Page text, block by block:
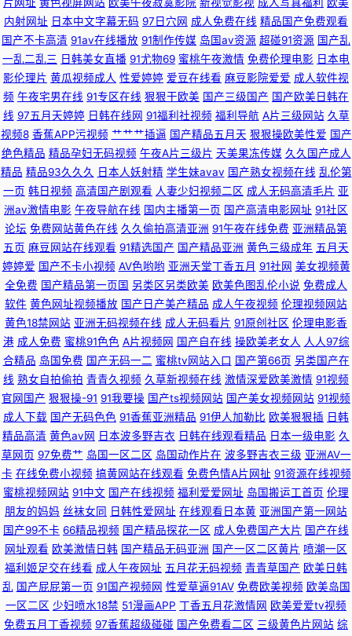
久久精品超碰 日屄视频网 少妇精品一区二区三区 影音先锋av妇女 99艹在线
观看 精品久久中文人妻免费 久久伊人色色 人人操人人舔国产 日韩在线色图
观看 久久AV 深夜成人AV网 亚洲色第一页 影音先锋中文字幕日 91在线永久
观看直播 国产自产精品一区精品 久久嫩草精品久 欧美性爱导航 日本黑人2人
影音先锋无码区 91成人小电影 91国产原创大香蕉 91免费大片 91视日韩人妻
97不卡在线视频 久久成人午夜网站 日韩免费黄色网址 一级少女一线天 91爱
国国产精品 91黄色视频偷拍 95福利视频 不卡av影院在线观看 福利视频站
欧美性爱视屏18 亚洲欧美福利导航 91色情软件下载 91在线观看玖玖 TS国产
视频在线看 传媒在线看 老司机福利91视频 欧美专区第38页 91大神原创 无
码日啪网 91丝袜海角 97资源站在线观看 超碰中文91 激情五月天社区 91视
频导航 91在线深夜 不卡免费AV高清电影 日韩视频123区 91精品在线观看免
费视频 第一女优电影院 久久一级视频 殴美性交精品 色天堂亚洲久久 亚州综
合幕 69性爱小视频 91国在线观看 91色啦自拍 91资源在线观看视频 超碰免
费人妻97 国产第一福利 精品一区二区三区香蕉 免费久久黄色 日韩毛片基地
91蜜桃四区 成人性交片免费看 国产午夜福利网址 少妇精品高潮 亚洲熟妇爱
内射网址 日本中文字幕无码 97日穴网 成人免费在线 精品国产免费观看
国产不卡高清 91av在线播放 91制作传媒 岛国av资源 超碰91资源 国产乱
一乱二乱三 日韩美女直播 91尤物69 蜜桃午夜激情 免费伦理电影 日本电
影伦理片 黄瓜视频成人 性爱婷婷 爱豆在线看 麻豆影院爱爱 成人软件视
频 午夜宅男在线 91专区在线 狠狠干欧美 国产三级国产 国产欧美日韩在
线 97五月天婷婷 日韩在线网 91福利社视频 福利导航 A片三级网站 久草
视频8 香蕉APP污视频 艹艹艹插逼 国产精品五月天 狠狠操欧美性爱 国产
绝色精品 精品孕妇无码视频 午夜A片三级片 天美果冻传媒 久久国产成人
精品 精品93久久久 日本人妖射精 学生妹avav 国产熟女视频在线 乱伦第
一页 韩日视频 高清国产剧观看 人妻少妇视频二区 成人无码高清毛片 亚
洲av激情电影 午夜导航在线 国内主播第一页 国产高清电影网址 91社区
论坛 免费网站黄色在线 久久偷拍高清亚洲 91午夜在线免费 亚洲精品第
五页 麻豆网站在线观看 91精选国产 国产精品亚洲 黄色三级成年 五月天
婷婷爱 国产不卡小视频 AV色哟哟 亚洲天堂丁香五月 91社网 美女视频黄
全免费 国产精品第一页国 另类区另类欧美 欧美色图乱伦小说 免费成人
软件 黄色网址视频播放 国产日产美产精品 成人午夜视频 伦理视频网站
黄色18禁网站 亚洲无码视频在线 成人无码看片 91原创社区 伦理电影香
港 成人免费 蜜桃91色色 A片视频网 国产自在线 操欧美老女人 人人97综
合精品 岛国免费 国产无码一二 蜜桃tv网站入口 国产第66页 另类国产在
线 熟女自拍偷拍 青青久视频 久草新视频在线 激情深爱欧美激情 91视频
官网国产 狠狠操-91 91我要操 国产ts视频网站 国产美女视频网站 91视频
成人下载 国产无码色色 91香蕉亚洲精品 91伊人加勒比 欧美狠狠插 日韩
精品高清 黄色av网 日本波多野吉衣 日韩在线观看精品 日本一级电影 久
草网页 97免费艹 岛国一区二区 岛国动作片在 波多野吉衣三级 亚洲AV一
卡 在线免费小视频 搞黄网站在线观看 免费色情A片网扯 91资源在线视频
蜜桃视频网站 91中文 国产在线视频 福利爱爱网址 岛国搬运工首页 伦理
朋友的妈妈 丝袜女同 日韩性爱网址 在线观看日本黄 亚洲国产第一网站
国产99不卡 66精品视频 国产精品探花一区 成人免费国产大片 国产在线
网址观看 欧美激情日韩 国产精品无码亚洲 国产一区二区黄片 喷潮一区
福利姬足交在线看 成人午夜网址 五月花无码视频 青青草国产 欧美日韩
乱 国产屁屁第一页 91国产视频网 性爱草逼91AV 免费欧美视频 欧美岛国
一区二区 少妇喷水18禁 51漫画APP 丁香五月花激情网 欧美爱爱tv视频
免费五月丁香视频 97香蕉超级碰碰 国产免费看二区 三级黄色片网站 综